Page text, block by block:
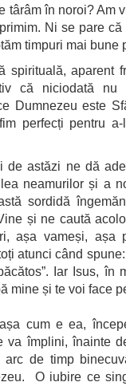
târâm în noroi? Am
Ni se pare
timpuri mai bune
spirituală, aparent
că niciodată
Dumnezeu este
perfecți pentru
de astăzi ne dă
neamurilor și a
sordidă
și ne caută
așa vameși, așa
atunci când
Iar Isus, în
mine și te voi face
cum e ea,
va împlini, înainte
arc de timp
O iubire ce